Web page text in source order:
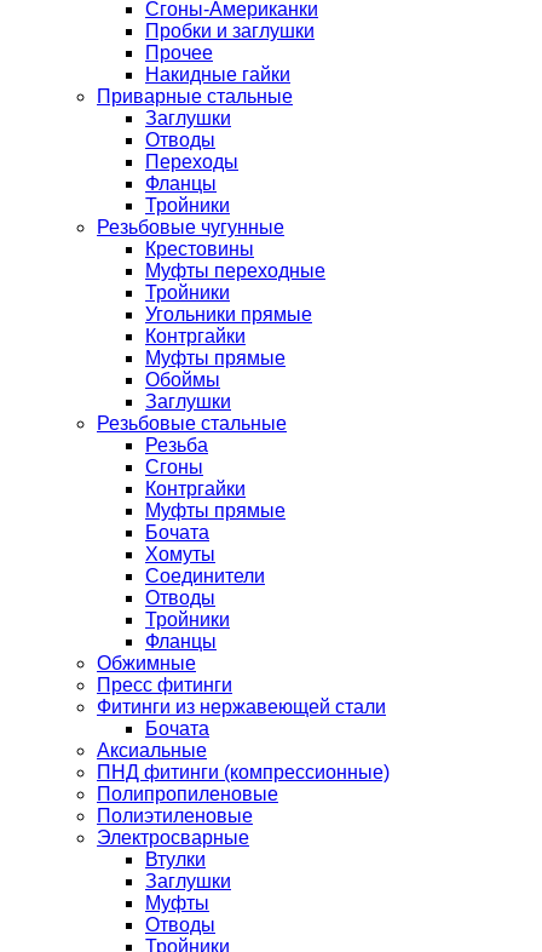
Сгоны-Американки
Пробки и заглушки
Прочее
Накидные гайки
Приварные стальные
Заглушки
Отводы
Переходы
Фланцы
Тройники
Резьбовые чугунные
Крестовины
Муфты переходные
Тройники
Угольники прямые
Контргайки
Муфты прямые
Обоймы
Заглушки
Резьбовые стальные
Резьба
Сгоны
Контргайки
Муфты прямые
Бочата
Хомуты
Соединители
Отводы
Тройники
Фланцы
Обжимные
Пресс фитинги
Фитинги из нержавеющей стали
Бочата
Аксиальные
ПНД фитинги (компрессионные)
Полипропиленовые
Полиэтиленовые
Электросварные
Втулки
Заглушки
Муфты
Отводы
Тройники